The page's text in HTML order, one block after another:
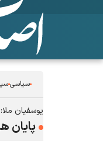
سیاسی
یوسفیان ملا:
پایان